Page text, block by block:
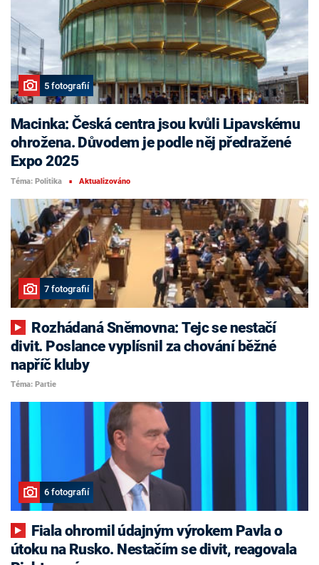
5 fotografií
Macinka: Česká centra jsou kvůli Lipavskému
ohrožena. Důvodem je podle něj předražené
Expo 2025
Téma: Politika ■ Aktualizováno
7 fotografií
divit. Poslance vyplísnil za chování běžné
napříč kluby
Téma: Partie
6 fotografií
útoku na Rusko. Nestačím se divit, reagovala